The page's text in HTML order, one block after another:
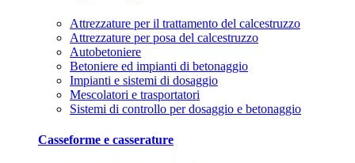
Attrezzature per il trattamento del calcestruzzo
Attrezzature per posa del calcestruzzo
Autobetoniere
Betoniere ed impianti di betonaggio
Impianti e sistemi di dosaggio
Mescolatori e trasportatori
Sistemi di controllo per dosaggio e betonaggio
Casseforme e casserature